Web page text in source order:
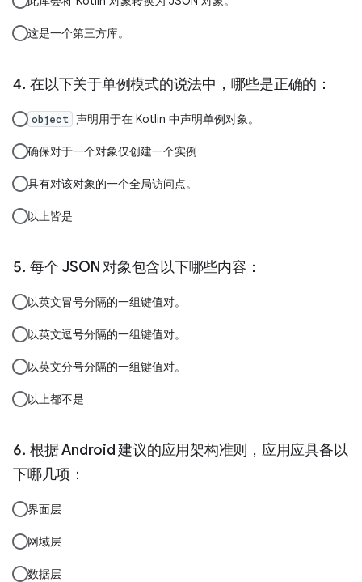
这是一个第三方库。
在以下关于单例模式的说法中，哪些是正确的：
object 声明用于在 Kotlin 中声明单例对象。
确保对于一个对象仅创建一个实例
具有对该对象的一个全局访问点。
以上皆是
每个 JSON 对象包含以下哪些内容：
以英文冒号分隔的一组键值对。
以英文逗号分隔的一组键值对。
以英文分号分隔的一组键值对。
以上都不是
根据 Android 建议的应用架构准则，应用应具备以
下哪几项：
界面层
网域层
数据层